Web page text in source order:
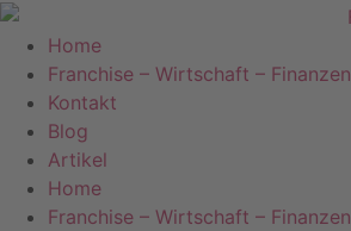
Home
Franchise – Wirtschaft – Finanzen
Kontakt
Blog
Artikel
Home
Franchise – Wirtschaft – Finanzen